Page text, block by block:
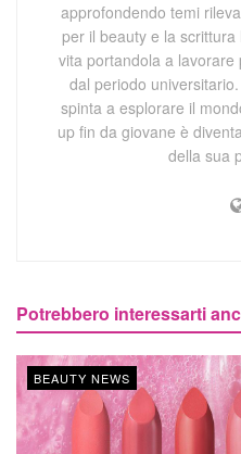
approfondendo temi
per il beauty e la
vita portandola a
dal periodo
spinta a esplorare il
up fin da giovane è
della sua
Potrebbero interessarti
BEAUTY NEWS